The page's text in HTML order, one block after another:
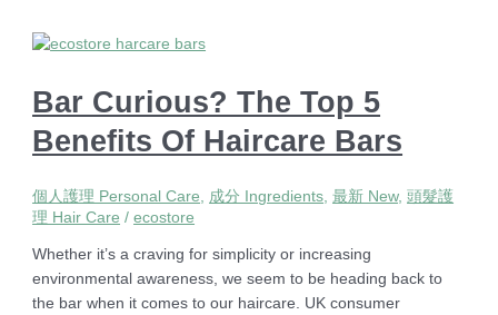
Bar Curious? The Top 5
Benefits Of Haircare Bars
個人護理 Personal Care 成分 Ingredients ,最新 New,頭髮護
理 Hair Care /ecostore
Whether it’s a craving for simplicity or increasing
environmental awareness, we seem to be heading back to
the bar when it comes to our haircare. UK consumer